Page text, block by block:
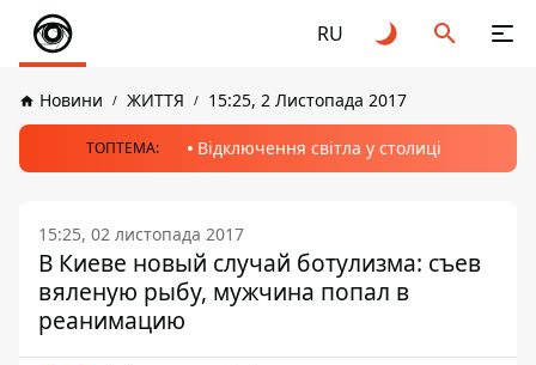
RU
Новини ЖИТТЯ 15:25, 2 Листопада 2017
ТОПТЕМА: Відключення світла у столиці
15:25, 02 листопада 2017
В Киеве новый случай ботулизма: съев
вяленую рыбу, мужчина попал в
реанимацию